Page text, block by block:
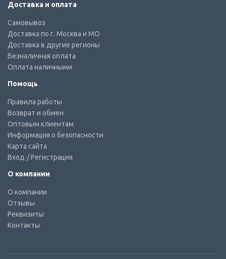
Доставка и оплата
Самовывоз
Доставка по г. Москва и МО
Доставка в другие регионы
Безналичная оплата
Оплата наличными
Помощь
Правила работы
Возврат и обмен
Оптовым клиентам
Информация о безопасности
Карта сайта
Вход / Регистрация
О компании
О компании
Отзывы
Реквизиты
Контакты